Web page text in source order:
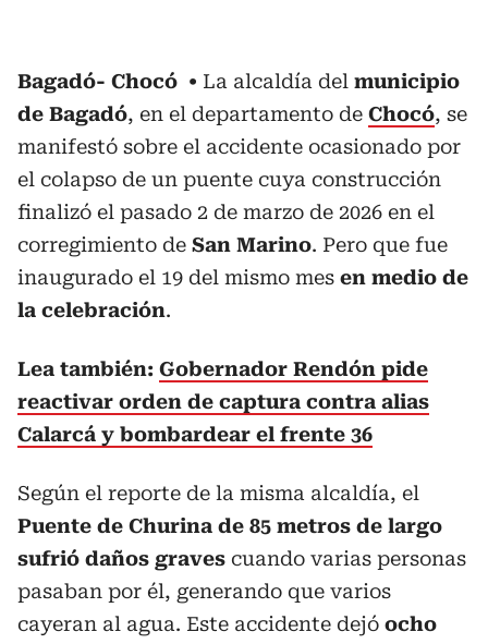
Bagadó- Chocó La alcaldía del municipio
de Bagadó, en el departamento de Chocó, se
manifestó sobre el accidente ocasionado por
el colapso de un puente cuya construcción
finalizó el pasado 2 de marzo de 2026 en el
corregimiento de San Marino. Pero que fue
inaugurado el 19 del mismo mes en medio de
la celebración.
Lea también: Gobernador Rendón pide
reactivar orden de captura contra alias
Calarcá y bombardear el frente 36
Según el reporte de la misma alcaldía, el
Puente de Churina de 85 metros de largo
sufrió daños graves cuando varias personas
pasaban por él, generando que varios
cayeran al agua. Este accidente dejó ocho